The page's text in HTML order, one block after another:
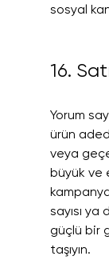
sosyal
16.
Yorum
ürün
veya
büyük ve
sayısı
güçlü bir
taşıyın.